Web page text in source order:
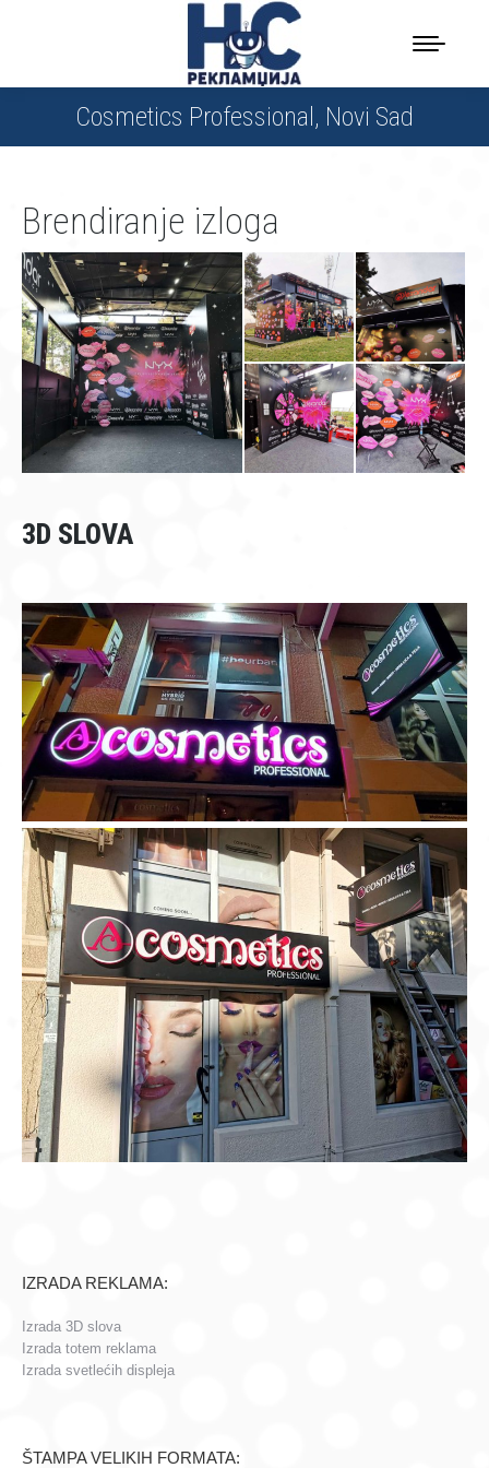
Cosmetics Professional, Novi Sad
Brendiranje izloga
3D SLOVA
IZRADA REKLAMA:
Izrada 3D slova
Izrada totem reklama
Izrada svetlećih displeja
ŠTAMPA VELIKIH FORMATA: